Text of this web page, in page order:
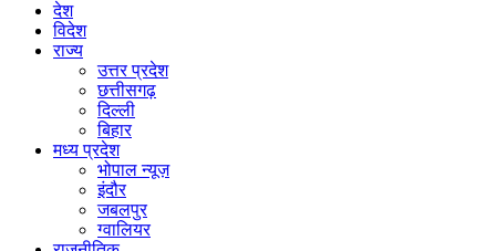
देश
विदेश
राज्य
उत्तर प्रदेश
छत्तीसगढ़
दिल्ली
बिहार
मध्य प्रदेश
भोपाल न्यूज़
इंदौर
जबलपुर
ग्वालियर